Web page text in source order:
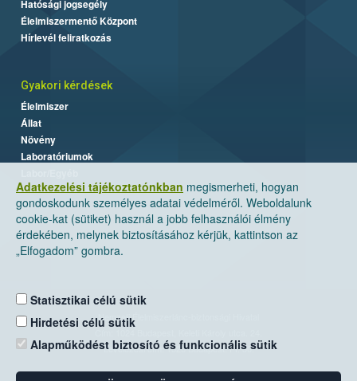
Adatkezelési tájékoztatónkban megismerheti, hogyan
gondoskodunk személyes adatai védelméről. Weboldalunk
cookie-kat (sütiket) használ a jobb felhasználói élmény
érdekében, melynek biztosításához kérjük, kattintson az
„Elfogadom” gombra.
Statisztikai célú sütik
Hirdetési célú sütik
Alapműködést biztosító és funkcionális sütik
Hatósági jogsegély
Élelmiszermentő Központ
Hírlevél feliratkozás
Gyakori kérdések
Élelmiszer
Állat
Növény
Laboratóriumok
Nemzeti Élelmiszerlánc-biztonsági Hivatal
Levelezési cím: 1525 Budapest. Pf. 30.